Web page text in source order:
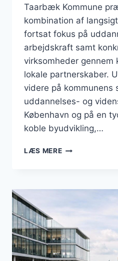
Taarbæk Kommune
kombination af
fortsat fokus på
arbejdskraft samt
virksomheder gennem
lokale partnerskaber.
videre på
uddannelses- og
København og på en
koble byudvikling,…
LÆS MEREBUSINESS
JUNI
FOR
ERHVERV